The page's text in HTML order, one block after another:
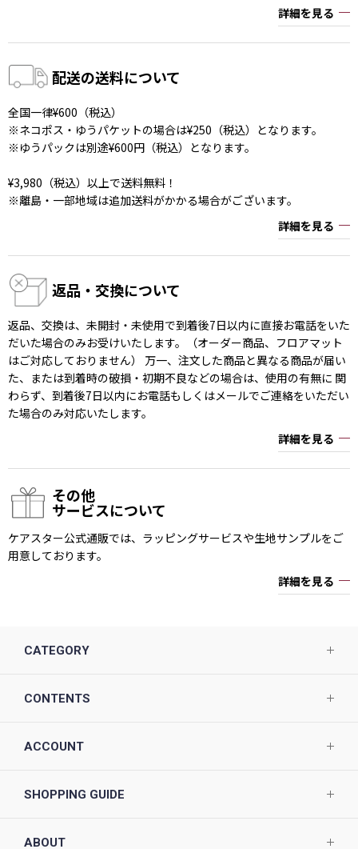
詳細を見る
配送の送料について
全国一律¥600（税込）
※ネコポス・ゆうパケットの場合は¥250（税込）となります。
※ゆうパックは別途¥600円（税込）となります。
¥3,980（税込）以上で送料無料！
※離島・一部地域は追加送料がかかる場合がございます。
詳細を見る
返品・交換について
返品、交換は、未開封・未使用で到着後7日以内に直接お電話をいた
だいた場合のみお受けいたします。（オーダー商品、フロアマット
はご対応しておりません） 万一、注文した商品と異なる商品が届い
た、または到着時の破損・初期不良などの場合は、使用の有無に 関
わらず、到着後7日以内にお電話もしくはメールでご連絡をいただい
た場合のみ対応いたします。
詳細を見る
その他
サービスについて
ケアスター公式通販では、ラッピングサービスや生地サンプルをご
用意しております。
詳細を見る
CATEGORY
CONTENTS
ACCOUNT
SHOPPING GUIDE
ABOUT